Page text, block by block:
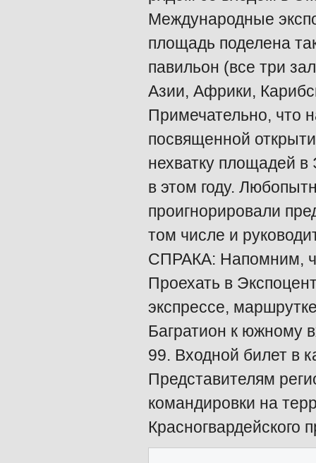
Международные
площадь поделена
павильон (все три
Азии, Африки,
Примечательно, что
посвященной
нехватку площадей в
в этом году.
проигнорировали
том числе и
СПРАКА: Напомним,
Проехать в
экспрессе,
Багратион к южному
99. Входной билет в
Представителям
командировки на
Красногвардейского